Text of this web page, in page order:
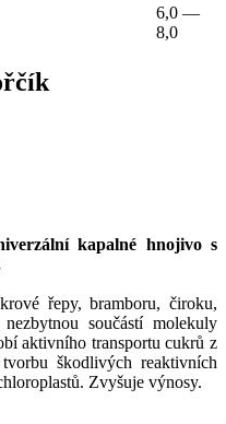
6,0 —
8,0
kapalné hnojivo s
řepy, bramboru, čiroku,
součástí molekuly
aktivního transportu cukrů z
škodlivých reaktivních
Zvyšuje výnosy.